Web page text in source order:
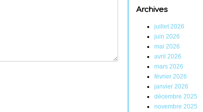
Archives
juillet 2026
juin 2026
mai 2026
avril 2026
mars 2026
février 2026
janvier 2026
décembre 2025
novembre 2025